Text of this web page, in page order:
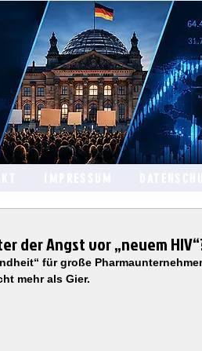
der Angst vor „neuem
für große
mehr als Gier.